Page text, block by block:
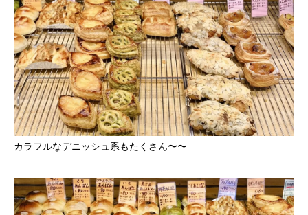
カラフルなデニッシュ系もたくさん〜〜